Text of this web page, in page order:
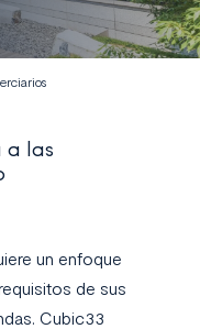
a las
un enfoque
de sus
Cubic33